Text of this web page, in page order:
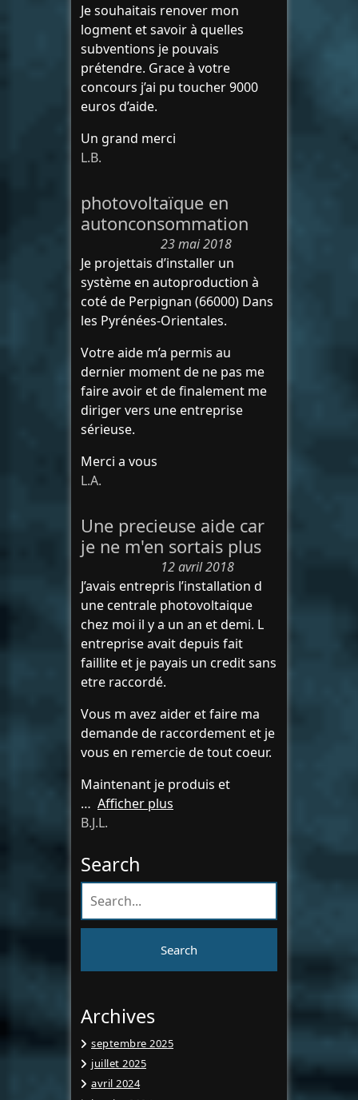
Je souhaitais renover mon
logment et savoir à quelles
subventions je pouvais
prétendre. Grace à votre
concours j’ai pu toucher 9000
euros d’aide.
Un grand merci
L.B.
photovoltaïque en
autonconsommation
23 mai 2018
Je projettais d’installer un
système en autoproduction à
coté de Perpignan (66000) Dans
les Pyrénées-Orientales.
Votre aide m’a permis au
dernier moment de ne pas me
faire avoir et de finalement me
diriger vers une entreprise
sérieuse.
Merci a vous
L.A.
Une precieuse aide car
je ne m'en sortais plus
12 avril 2018
J’avais entrepris l’installation d
une centrale photovoltaique
chez moi il y a un an et demi. L
entreprise avait depuis fait
faillite et je payais un credit sans
etre raccordé.
Vous m avez aider et faire ma
demande de raccordement et je
vous en remercie de tout coeur.
Maintenant je produis et
Afficher plus
B.J.L.
Search
Archives
septembre 2025
juillet 2025
avril 2024